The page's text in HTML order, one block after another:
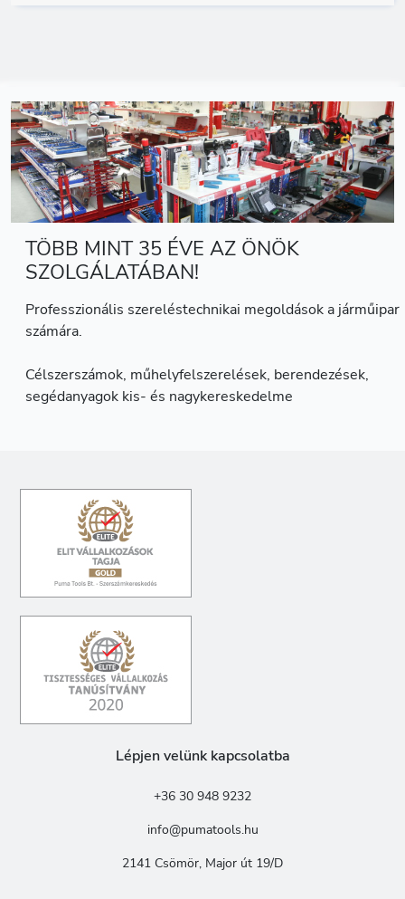
TÖBB MINT 35 ÉVE AZ ÖNÖK
SZOLGÁLATÁBAN!
Professzionális szereléstechnikai megoldások a járműipar
számára.
Célszerszámok, műhelyfelszerelések, berendezések,
segédanyagok kis- és nagykereskedelme
Lépjen velünk kapcsolatba
+36 30 948 9232
info@pumatools.hu
2141 Csömör, Major út 19/D